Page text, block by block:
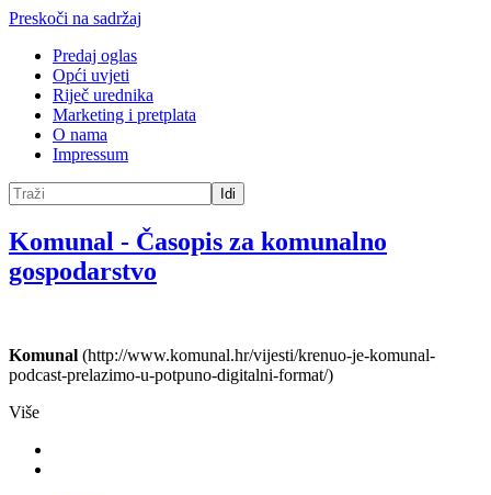
Preskoči na sadržaj
Predaj oglas
Opći uvjeti
Riječ urednika
Marketing i pretplata
O nama
Impressum
Idi
Komunal - Časopis za komunalno
gospodarstvo
Komunal (http://www.komunal.hr/vijesti/krenuo-je-komunal-
podcast-prelazimo-u-potpuno-digitalni-format/)
Više